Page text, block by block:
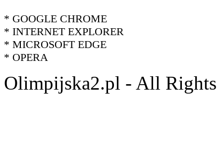
* GOOGLE CHROME
* INTERNET EXPLORER
* MICROSOFT EDGE
* OPERA
Olimpijska2.pl - All Rights